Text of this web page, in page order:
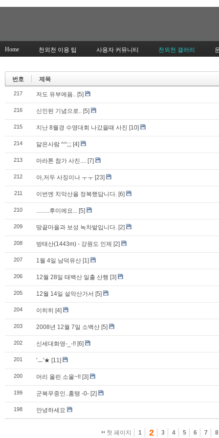
Home 천외천 이용 팁 사용자 커뮤니티 천외천 갤러리
번호 제목
217 저도 유부에욤.. [5]
216 신인된 기념으로.. [5]
215 지난 8월경 수영대회 나갔을때 사진 [10]
214 닮은사람 ^^;;; [4]
213 마라톤 참가 사진.... [7]
212 아,저두 사징이나 ㅜㅜ [23]
211 이번엔 치악산을 정복했답니다. [6]
210 .........후미에요... [5]
209 땅끝마을과 보성 녹차밭입니다. [2]
208 방태산(1443m) - 강원도 인제 [2]
207 1월 4일 남덕유산 [1]
206 12월 28일 태백산 일출 산행 [3]
205 12월 14일 설악산가서 [5]
204 이히히 [4]
203 2008년 12월 7일 소백산 [5]
202 신세대화영-_-!! [6]
201 'ㅡ'★ [11]
200 머리 올린 소울~!! [3]
199 군복무중인..훔탱 -0- [2]
198 안녕하세요
첫 페이지 1 2 3 4 5 6 7 8